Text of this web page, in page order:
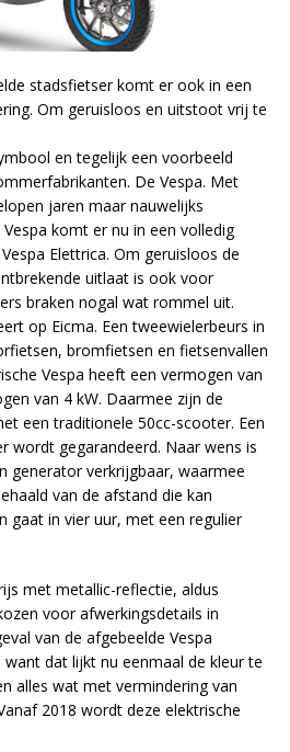
stadsfietser komt er ook in een
Om geruisloos en uitstoot vrij te
en tegelijk een voorbeeld
De Vespa. Met
jaren maar nauwelijks
komt er nu in een volledig
Elettrica. Om geruisloos de
uitlaat is ook voor
braken nogal wat rommel uit.
op Eicma. Een tweewielerbeurs in
bromfietsen en fietsenvallen
Vespa heeft een vermogen van
van 4 kW. Daarmee zijn de
een traditionele 50cc-scooter. Een
wordt gegarandeerd. Naar wens is
generator verkrijgbaar, waarmee
van de afstand die kan
gaat in vier uur, met een regulier
met metallic-reflectie, aldus
voor afwerkingsdetails in
van de afgebeelde Vespa
dat lijkt nu eenmaal de kleur te
alles wat met vermindering van
2018 wordt deze elektrische